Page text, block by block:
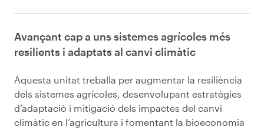
Avançant cap a uns sistemes agrícoles més
resilients i adaptats al canvi climàtic
Aquesta unitat treballa per augmentar la resiliència
dels sistemes agrícoles, desenvolupant estratègies
d’adaptació i mitigació dels impactes del canvi
climàtic en l’agricultura i fomentant la bioeconomia